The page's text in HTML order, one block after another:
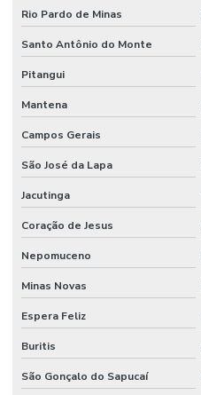
Rio Pardo de Minas
Santo Antônio do Monte
Pitangui
Mantena
Campos Gerais
São José da Lapa
Jacutinga
Coração de Jesus
Nepomuceno
Minas Novas
Espera Feliz
Buritis
São Gonçalo do Sapucaí